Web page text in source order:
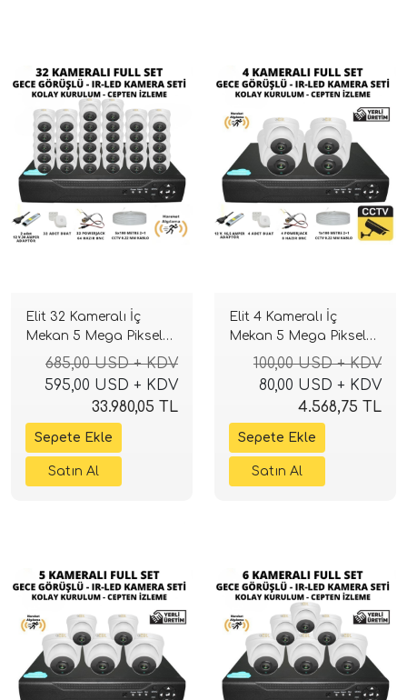
Elit 32 Kameralı İç
Mekan 5 Mega Piksel
Sony Lensli Full Paket
Güvenlik Sistemi
685,00 USD + KDV
595,00 USD + KDV
33.980,05 TL
Elit 4 Kameralı İç
Mekan 5 Mega Piksel
Sony Lensli Full Paket
Güvenlik Sistemi
100,00 USD + KDV
80,00 USD + KDV
4.568,75 TL